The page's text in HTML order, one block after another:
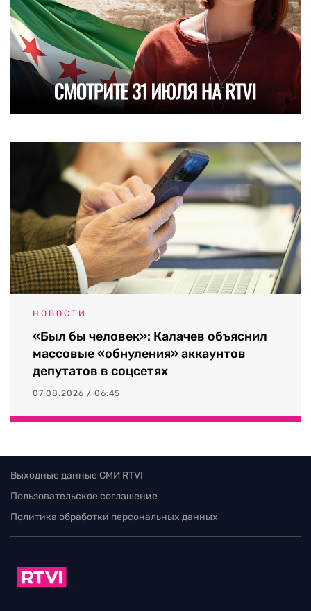
НОВОСТИ
«Был бы человек»: Калачев объяснил
массовые «обнуления» аккаунтов
депутатов в соцсетях
07.08.2026 / 06:45
Выходные данные СМИ RTVI
Пользовательское соглашение
Политика обработки персональных данных